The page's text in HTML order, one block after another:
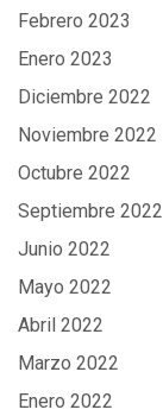
Febrero 2023
Enero 2023
Diciembre 2022
Noviembre 2022
Octubre 2022
Septiembre 2022
Junio 2022
Mayo 2022
Abril 2022
Marzo 2022
Enero 2022